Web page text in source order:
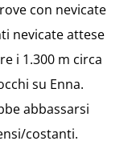
con nevicate
nevicate attese
i 1.300 m circa
su Enna.
abbassarsi
costanti.